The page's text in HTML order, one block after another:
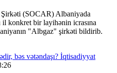
(SOCAR) Albaniyada
il konkret bir layihənin icrasına
"Albgaz" şirkəti bildirib.
İqtisadiyyat